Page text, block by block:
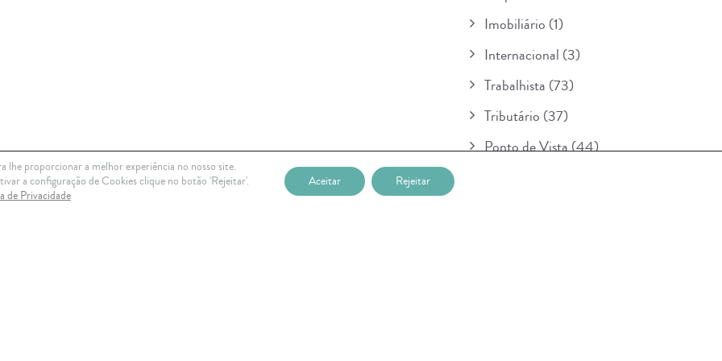
Imobiliário (1)
Internacional (3)
Trabalhista (73)
Tributário (37)
Ponto de Vista(44)
lhe proporcionar a melhor experiência no nosso site.
a configuração de Cookies clique no botão 'Rejeitar'.
de Privacidade
Aceitar Rejeitar